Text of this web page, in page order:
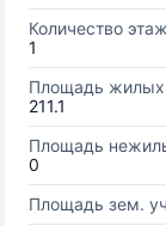
Количество
1
Площадь
211.1
Площадь
0
Площадь зем.